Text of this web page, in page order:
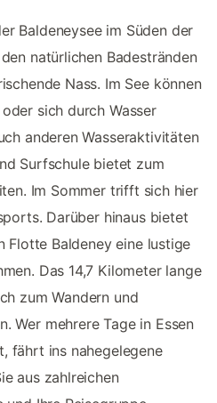
Baldeneysee im Süden der
natürlichen Badestränden
Nass. Im See können
sich durch Wasser
anderen Wasseraktivitäten
Surfschule bietet zum
Im Sommer trifft sich hier
Darüber hinaus bietet
Flotte Baldeney eine lustige
Das 14,7 Kilometer lange
zum Wandern und
Wer mehrere Tage in Essen
fährt ins nahegelegene
aus zahlreichen